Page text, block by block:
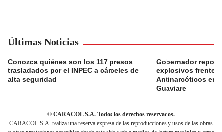
Últimas Noticias
Conozca quiénes son los 117 presos
trasladados por el INPEC a cárceles de
alta seguridad
Gobernador
explosivos frente a
Antinarcóticos en
Guaviare
© CARACOL S.A. Todos los derechos reservados.
CARACOL S.A. realiza una reserva expresa de las reproducciones y usos de las obras